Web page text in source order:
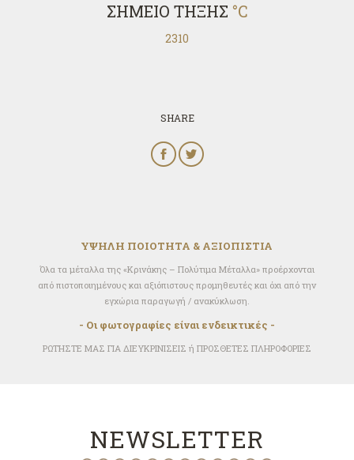
ΣΗΜΕΙΟ ΤΗΞΗΣ °C
2310
SHARE
ΥΨΗΛΗ ΠΟΙΟΤΗΤΑ & ΑΞΙΟΠΙΣΤΙΑ
Όλα τα μέταλλα της «Κρινάκης – Πολύτιμα Μέταλλα» προέρχονται
από πιστοποιημένους και αξιόπιστους προμηθευτές και όχι από την
εγχώρια παραγωγή / ανακύκλωση.
- Οι φωτογραφίες είναι ενδεικτικές -
ΡΩΤΗΣΤΕ ΜΑΣ ΓΙΑ ΔΙΕΥΚΡΙΝΙΣΕΙΣ ή ΠΡΟΣΘΕΤΕΣ ΠΛΗΡΟΦΟΡΙΕΣ
NEWSLETTER